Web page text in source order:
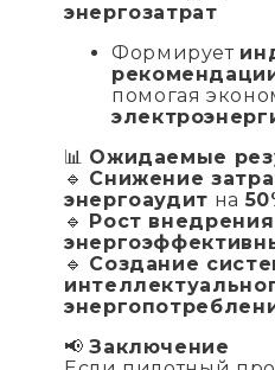
энергозатрат
Формирует
помогая
📊 Ожидаемые
🔹 Снижение
энергоаудит на
🔹
Рост внедрения
🔹 Создание
📢Заключение